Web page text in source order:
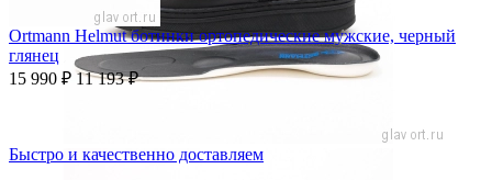
Ortmann Helmut ботинки ортопедические мужские, черный
глянец
15 990 ₽ 11 193 ₽
Быстро и качественно доставляем